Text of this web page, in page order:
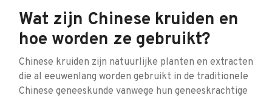
Wat zijn Chinese kruiden en
hoe worden ze gebruikt?
Chinese kruiden zijn natuurlijke planten en extracten
die al eeuwenlang worden gebruikt in de traditionele
Chinese geneeskunde vanwege hun geneeskrachtige